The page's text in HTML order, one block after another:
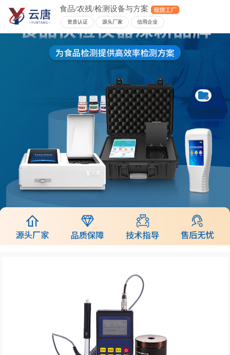
食品/农残/检测设备与方案
资质认证 源头厂家 信用企业